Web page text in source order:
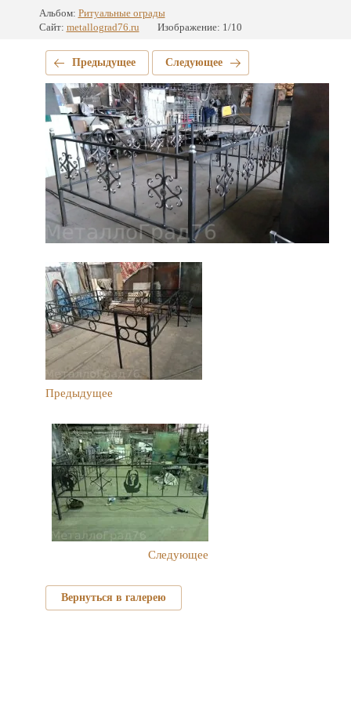
Альбом: Ритуальные ограды
Сайт: metallograd76.ru Изображение: 1/10
Предыдущее Следующее
Предыдущее
Следующее
Вернуться в галерею